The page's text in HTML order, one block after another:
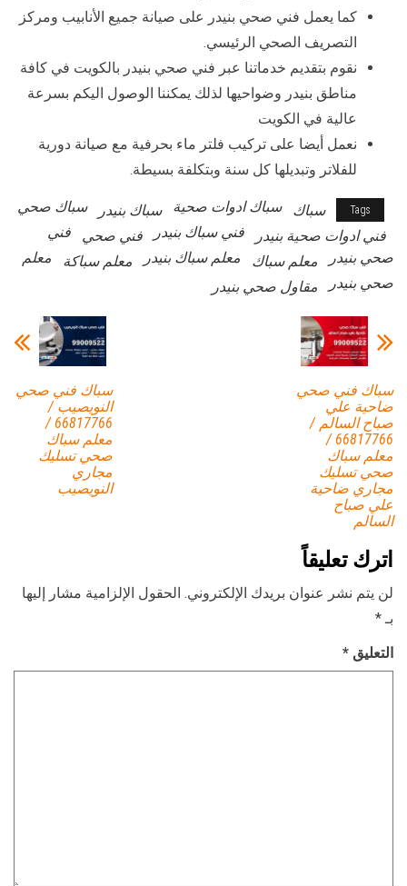
كما يعمل فني صحي بنيدر على صيانة جميع الأنابيب ومركز
التصريف الصحي الرئيسي.
نقوم بتقديم خدماتنا عبر فني صحي بنيدر بالكويت في كافة
مناطق بنيدر وضواحيها لذلك يمكننا الوصول اليكم بسرعة
عالية في الكويت
نعمل أيضا على تركيب فلتر ماء بحرفية مع صيانة دورية
للفلاتر وتبديلها كل سنة وبتكلفة بسيطة.
Tags سباك سباك ادوات صحية سباك بنيدر
سباك صحي
فني ادوات صحية بنيدر
فني سباك بنيدر فني صحي
فني
صحي بنيدر
معلم سباك معلم سباك بنيدر معلم سباكة
معلم
صحي بنيدر
مقاول صحي بنيدر
سباك فني صحي
النويصيب /
66817766 /
معلم سباك
صحي تسليك
مجاري
النويصيب
سباك فني صحي
ضاحية علي
صباح السالم /
66817766 /
معلم سباك
صحي تسليك
مجاري ضاحية
علي صباح
السالم
اترك تعليقاً
لن يتم نشر عنوان بريدك الإلكتروني. الحقول الإلزامية مشار إليها
بـ*
التعليق *